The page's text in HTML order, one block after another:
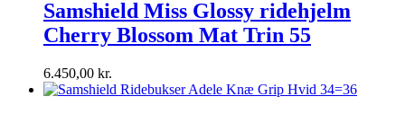
Samshield Miss Glossy ridehjelm
Cherry Blossom Mat Trin 55
6.450,00 kr.